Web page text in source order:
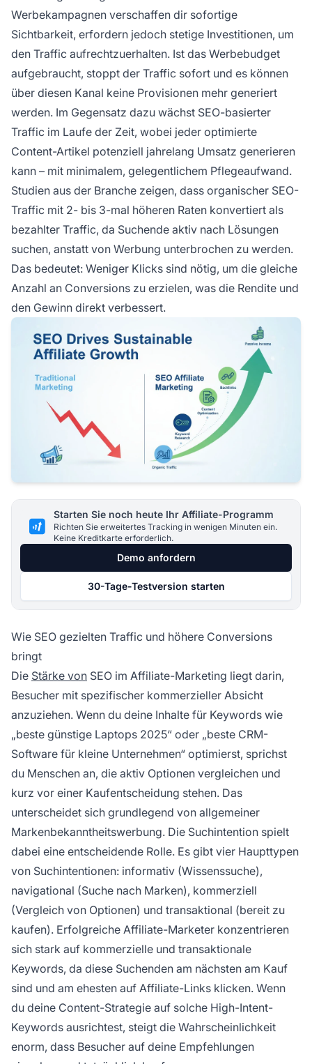
Werbekampagnen verschaffen dir sofortige
Sichtbarkeit, erfordern jedoch stetige Investitionen, um
den Traffic aufrechtzuerhalten. Ist das Werbebudget
aufgebraucht, stoppt der Traffic sofort und es können
über diesen Kanal keine Provisionen mehr generiert
werden. Im Gegensatz dazu wächst SEO-basierter
Traffic im Laufe der Zeit, wobei jeder optimierte
Content-Artikel potenziell jahrelang Umsatz generieren
kann – mit minimalem, gelegentlichem Pflegeaufwand.
Studien aus der Branche zeigen, dass organischer SEO-
Traffic mit 2- bis 3-mal höheren Raten konvertiert als
bezahlter Traffic, da Suchende aktiv nach Lösungen
suchen, anstatt von Werbung unterbrochen zu werden.
Das bedeutet: Weniger Klicks sind nötig, um die gleiche
Anzahl an Conversions zu erzielen, was die Rendite und
den Gewinn direkt verbessert.
Starten Sie noch heute Ihr Affiliate-Programm
Richten Sie erweitertes Tracking in wenigen Minuten ein.
Keine Kreditkarte erforderlich.
Demo anfordern
30-Tage-Testversion starten
Wie SEO gezielten Traffic und höhere Conversions
bringt
Die Stärke von SEO im Affiliate-Marketing liegt darin,
Besucher mit spezifischer kommerzieller Absicht
anzuziehen. Wenn du deine Inhalte für Keywords wie
„beste günstige Laptops 2025“ oder „beste CRM-
Software für kleine Unternehmen“ optimierst, sprichst
du Menschen an, die aktiv Optionen vergleichen und
kurz vor einer Kaufentscheidung stehen. Das
unterscheidet sich grundlegend von allgemeiner
Markenbekanntheitswerbung. Die Suchintention spielt
dabei eine entscheidende Rolle. Es gibt vier Haupttypen
von Suchintentionen: informativ (Wissenssuche),
navigational (Suche nach Marken), kommerziell
(Vergleich von Optionen) und transaktional (bereit zu
kaufen). Erfolgreiche Affiliate-Marketer konzentrieren
sich stark auf kommerzielle und transaktionale
Keywords, da diese Suchenden am nächsten am Kauf
sind und am ehesten auf Affiliate-Links klicken. Wenn
du deine Content-Strategie auf solche High-Intent-
Keywords ausrichtest, steigt die Wahrscheinlichkeit
enorm, dass Besucher auf deine Empfehlungen